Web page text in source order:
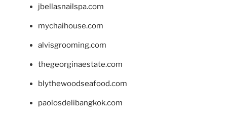
jbellasnailspa.com
mychaihouse.com
alvisgrooming.com
thegeorginaestate.com
blythewoodseafood.com
paolosdelibangkok.com